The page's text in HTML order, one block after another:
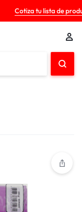
Cotiza tu lista de